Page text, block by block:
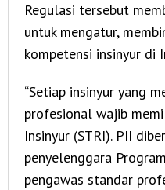
Regulasi tersebut
untuk mengatur,
kompetensi insinyur di
“Setiap insinyur yang
profesional wajib
Insinyur (STRI). PII
penyelenggara
pengawas standar